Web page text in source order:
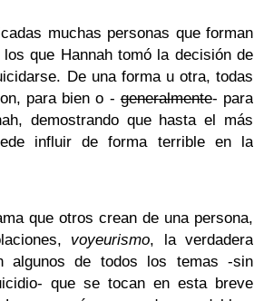
muchas personas que forman
que Hannah tomó la decisión de
De una forma u otra, todas
para bien o -generalmente- para
demostrando que hasta el más
influir de forma terrible en la
que otros crean de una persona,
voyeurismo, la verdadera
algunos de todos los temas -sin
que se tocan en esta breve